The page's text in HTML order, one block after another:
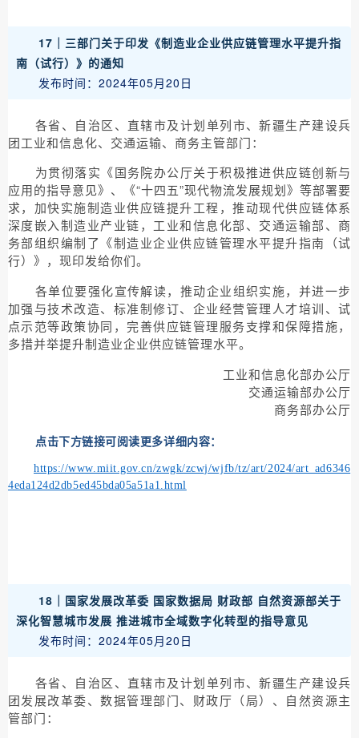
17｜ 三部门关于印发《制造业企业供应链管理水平提升指
南（试行）》的通知
发布时间：2024年05月20日
各省、自治区、直辖市及计划单列市、新疆生产建设兵
团工业和信息化、交通运输、商务主管部门：
为贯彻落实《国务院办公厅关于积极推进供应链创新与
应用的指导意见》、《“十四五”现代物流发展规划》等部署要
求，加快实施制造业供应链提升工程，推动现代供应链体系
深度嵌入制造业产业链，工业和信息化部、交通运输部、商
务部组织编制了《制造业企业供应链管理水平提升指南（试
行）》，现印发给你们。
各单位要强化宣传解读，推动企业组织实施，并进一步
加强与技术改造、标准制修订、企业经营管理人才培训、试
点示范等政策协同，完善供应链管理服务支撑和保障措施，
多措并举提升制造业企业供应链管理水平。
工业和信息化部办公厅
交通运输部办公厅
商务部办公厅
点击下方链接可阅读更多详细内容：
https://www.miit.gov.cn/zwgk/zcwj/wjfb/tz/art/2024/art_ad6346
4eda124d2db5ed45bda05a51a1.html
18｜
国家发展改革委 国家数据局 财政部 自然资源部关于
深化智慧城市发展 推进城市全域数字化转型的指导意见
发布时间：2024年05月20日
各省、自治区、直辖市及计划单列市、新疆生产建设兵
团发展改革委、数据管理部门、财政厅（局）、自然资源主
管部门：